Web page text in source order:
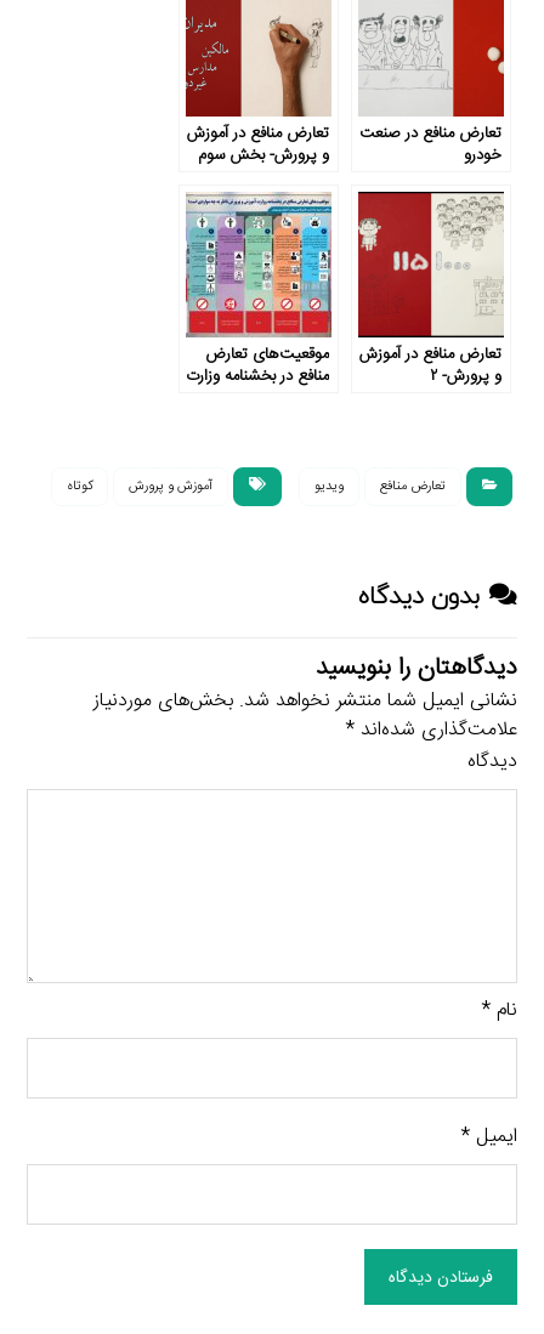
تعارض منافع در صنعت
خودرو
تعارض منافع در آموزش
و پرورش- بخش سوم
تعارض منافع در آموزش
و پرورش- ۲
موقعیت‌های تعارض
منافع در بخشنامه وزارت
تعارض منافع ویدیو آموزش و پرورش کوتاه
بدون دیدگاه
دیدگاهتان را بنویسید
نشانی ایمیل شما منتشر نخواهد شد. بخش‌های موردنیاز
علامت‌گذاری شده‌اند*
دیدگاه
نام*
ایمیل*
فرستادن دیدگاه